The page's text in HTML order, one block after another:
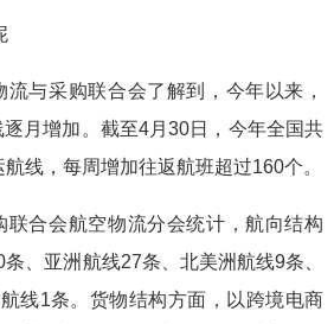
与采购联合会了解到，今年以来，
月增加。截至4月30日，今年全国共
线，每周增加往返航班超过160个。
联合会航空物流分会统计，航向结构
、亚洲航线27条、北美洲航线9条、
线1条。货物结构方面，以跨境电商